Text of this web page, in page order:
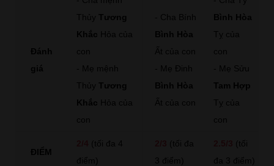
Đánh
giá
Thủy Tương
Khắc Hỏa của
con
- Mẹ mệnh
Thủy Tương
Khắc Hỏa của
con
- Cha Bính
Bình Hòa
Ất của con
- Mẹ Đinh
Bình Hòa
Ất của con
Bình Hòa
Tỵ của
con
- Mẹ Sửu
Tam Hợp
Tỵ của
con
ĐIỂM
(tối đa 4
điểm)
(tối đa
3 điểm)
(tối
đa 3 điểm)